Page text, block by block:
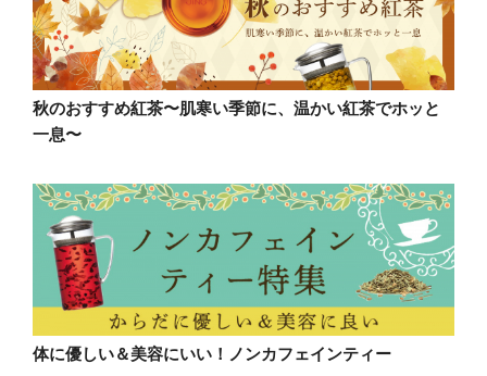
秋のおすすめ紅茶〜肌寒い季節に、温かい紅茶でホッと
一息〜
体に優しい＆美容にいい！ノンカフェインティー